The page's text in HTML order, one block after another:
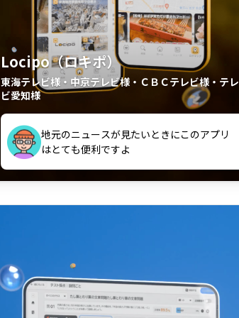
Locipo（ロキポ）
東海テレビ様・中京テレビ様・ＣＢＣテレビ様・テレ
ビ愛知様
中京テレビのおもしろ番組が視聴可能地域
外からも見れるの嬉しいポイント
いつも利用させていただいております！